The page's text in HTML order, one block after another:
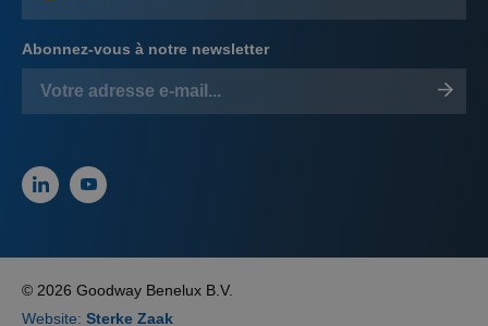
Abonnez-vous à notre newsletter
© 2026 Goodway Benelux B.V.
Website: Sterke Zaak